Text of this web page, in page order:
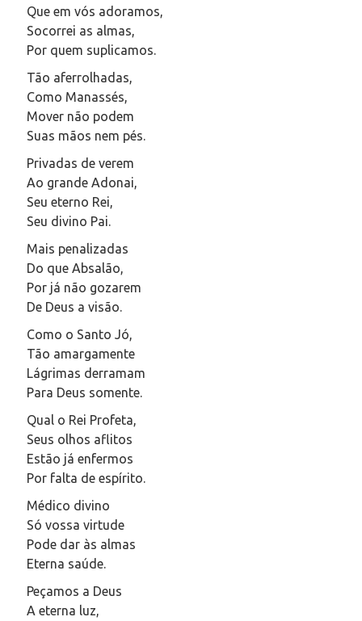
Que em vós adoramos,
Socorrei as almas,
Por quem suplicamos.
Tão aferrolhadas,
Como Manassés,
Mover não podem
Suas mãos nem pés.
Privadas de verem
Ao grande Adonai,
Seu eterno Rei,
Seu divino Pai.
Mais penalizadas
Do que Absalão,
Por já não gozarem
De Deus a visão.
Como o Santo Jó,
Tão amargamente
Lágrimas derramam
Para Deus somente.
Qual o Rei Profeta,
Seus olhos aflitos
Estão já enfermos
Por falta de espírito.
Médico divino
Só vossa virtude
Pode dar às almas
Eterna saúde.
Peçamos a Deus
A eterna luz,